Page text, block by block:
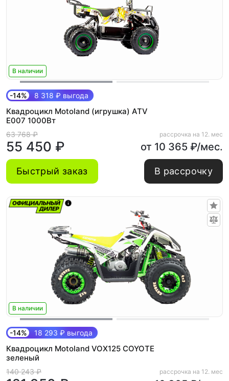
В наличии
-14% 8 318 ₽ выгода
Квадроцикл Motoland (игрушка) ATV
E007 1000Вт
63 768 ₽
55 450 ₽
рассрочка на 12. мес
от 10 365 ₽/мес.
Быстрый заказ В рассрочку
В наличии
-14% 18 293 ₽ выгода
Квадроцикл Motoland VOX125 COYOTE
зеленый
140 243 ₽ рассрочка на 12. мес